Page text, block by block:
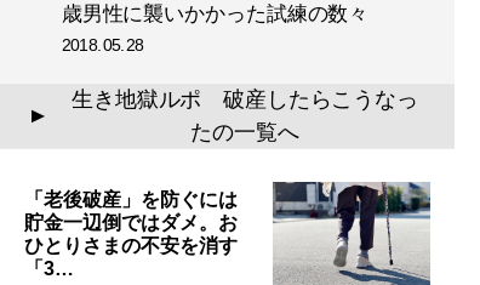
歳男性に襲いかかった試練の数々
2018.05.28
▲
生き地獄ルポ 破産したらこうなっ
たの一覧へ
「老後破産」を防ぐには
貯金一辺倒ではダメ。お
ひとりさまの不安を消す
「3…